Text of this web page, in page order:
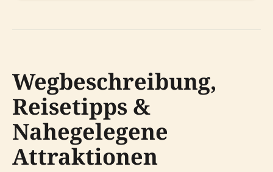
Wegbeschreibung,
Reisetipps &
Nahegelegene
Attraktionen